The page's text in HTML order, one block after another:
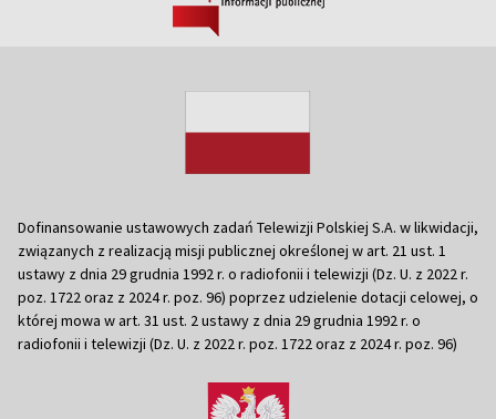
Dofinansowanie ustawowych zadań Telewizji Polskiej S.A. w likwidacji,
związanych z realizacją misji publicznej określonej w art. 21 ust. 1
ustawy z dnia 29 grudnia 1992 r. o radiofonii i telewizji (Dz. U. z 2022 r.
poz. 1722 oraz z 2024 r. poz. 96) poprzez udzielenie dotacji celowej, o
której mowa w art. 31 ust. 2 ustawy z dnia 29 grudnia 1992 r. o
radiofonii i telewizji (Dz. U. z 2022 r. poz. 1722 oraz z 2024 r. poz. 96)